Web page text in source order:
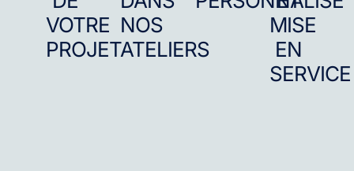
VOTRE
PROJET
NOS
ATELIERS
MISE
EN
SERVICE